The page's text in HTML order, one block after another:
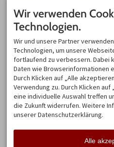
EINKEHREN
Bei Fragen zum Wandern
und Gastronomie - rufen Sie
uns an unter:
Panoramastube:9.00 - 17.00
(warme Küche von 10.00 bis
16:00)
+49 8361/3366
Die Öffnungszeiten unserer
Stube sind abhängig von der
Öffnungszeit der
. Diese erfahren
Hier
Wir verwenden
Technologien.
Wir und unsere Partner
Technologien, um unsere
fortlaufend zu verbessern. Dabei
Daten wie Browserinformationen
Durch Klicken auf „Alle
Verwendung zu. Durch Klicken auf
eine individuelle Auswahl treffen
die Zukunft widerrufen. Weitere
unserer Datenschutzerklärung.
Alle